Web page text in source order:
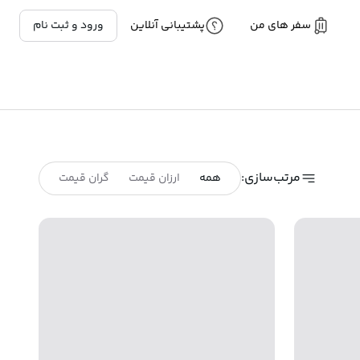
سفر های من پشتیبانی آنلاین ورود و ثبت نام
مرتب‌سازی: همه ارزان قیمت گران قیمت